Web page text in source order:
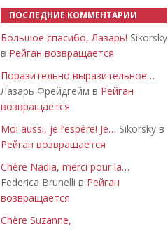
ПОСЛЕДНИЕ КОММЕНТАРИИ
Большое спасибо, Лазарь! Sikorsky
в Рейган возвращается
Поразительно выразительное…
Лазарь Фрейдгейм в Рейган
возвращается
Moi aussi, je l’espère! Je… Sikorsky в
Рейган возвращается
Chère Nadia, merci pour la…
Federica Brunelli в Рейган
возвращается
Chère Suzanne,